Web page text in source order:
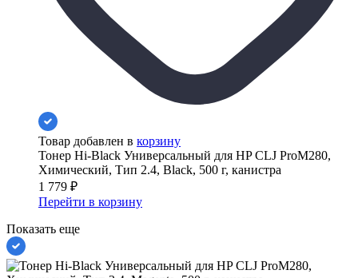
Товар добавлен в корзину
Тонер Hi-Black Универсальный для HP CLJ ProM280,
Химический, Тип 2.4, Black, 500 г, канистра
1 779 ₽
Перейти в корзину
Показать еще